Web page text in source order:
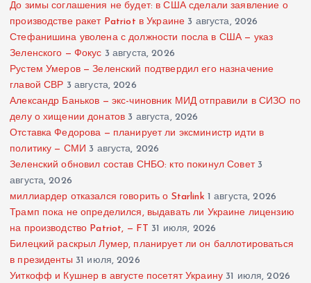
До зимы соглашения не будет: в США сделали заявление о
производстве ракет Patriot в Украине 3 августа, 2026
Стефанишина уволена с должности посла в США — указ
Зеленского — Фокус 3 августа, 2026
Рустем Умеров — Зеленский подтвердил его назначение
главой СВР 3 августа, 2026
Александр Баньков — экс-чиновник МИД отправили в СИЗО по
делу о хищении донатов 3 августа, 2026
Отставка Федорова — планирует ли эксминистр идти в
политику — СМИ 3 августа, 2026
Зеленский обновил состав СНБО: кто покинул Совет 3
августа, 2026
миллиардер отказался говорить о Starlink 1 августа, 2026
Трамп пока не определился, выдавать ли Украине лицензию
на производство Patriot, — FT 31 июля, 2026
Билецкий раскрыл Лумер, планирует ли он баллотироваться
в президенты 31 июля, 2026
Уиткофф и Кушнер в августе посетят Украину 31 июля, 2026